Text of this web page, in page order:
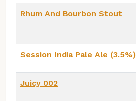
Rhum And Bourbon Stout
Session India Pale Ale (3.5%)
Juicy 002